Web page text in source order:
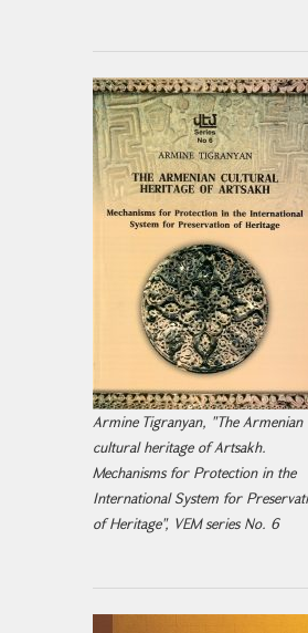
Armine Tigranyan, "The Armenian
cultural heritage of Artsakh.
Mechanisms for Protection in the
International System for
of Heritage", VEM series No. 6